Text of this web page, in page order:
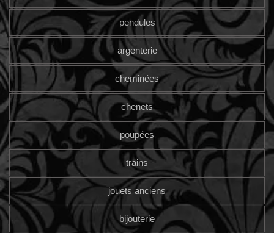
pendules
argenterie
cheminées
chenets
poupées
trains
jouets anciens
bijouterie